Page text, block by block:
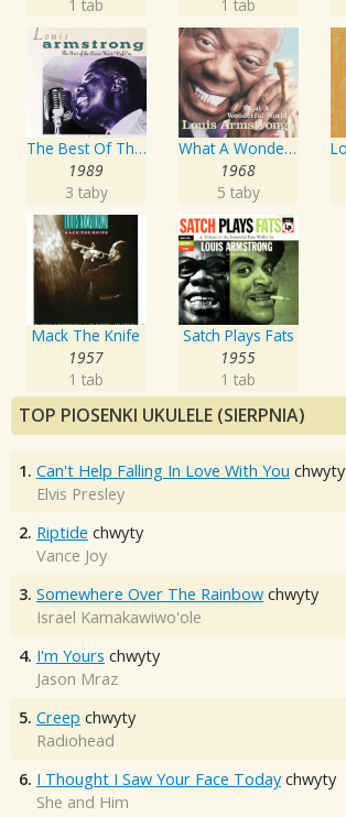
1 tab
1 tab
The Best Of The Decca Years Volume One: The Singer
1989
3 taby
What A Wonderful World
1968
5 taby
Mack The Knife
1957
1 tab
Satch Plays Fats
1955
1 tab
TOP PIOSENKI UKULELE (SIERPNIA)
1. Can't Help Falling In Love With You chwyty
Elvis Presley
2. Riptide chwyty
Vance Joy
3. Somewhere Over The Rainbow chwyty
Israel Kamakawiwo'ole
4. I'm Yours chwyty
Jason Mraz
5. Creep chwyty
Radiohead
6. I Thought I Saw Your Face Today chwyty
She and Him